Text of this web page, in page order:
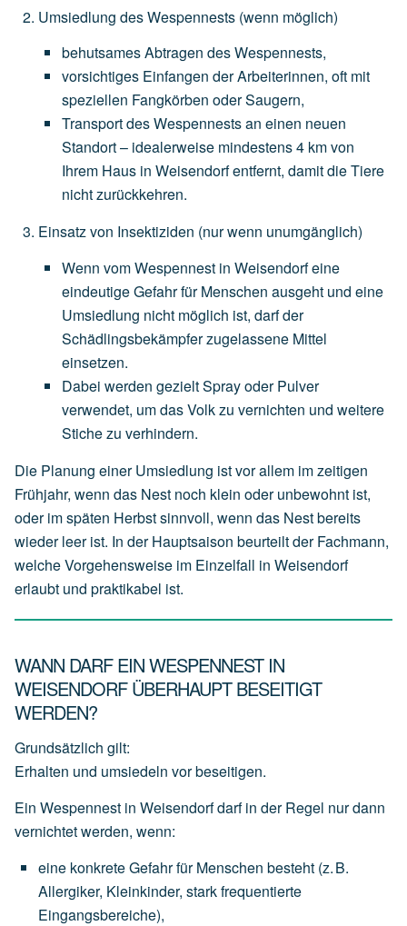
Umsiedlung des Wespennests (wenn möglich)
behutsamesAbtragen desWespennests,
vorsichtiges Einfangen derArbeiterinnen, oft mit
speziellen Fangkörben oderSaugern,
TransportdesWespennestsan einen neuen
Standort– idealerweise mindestens4 kmvon
Ihrem Haus in Weisendorfentfernt, damitdieTiere
nichtzurückkehren.
Einsatz von Insektiziden (nurwenn unumgänglich)
Wenn vomWespennest in Weisendorfeine
eindeutigeGefahrfür Menschen ausgeht und eine
Umsiedlung nicht möglich ist, darfder
Schädlingsbekämpferzugelassene Mittel
einsetzen.
Dabei werden gezieltSprayoder Pulver
verwendet, umdasVolkzu vernichten und weitere
Stichezu verhindern.
Die Planung einer Umsiedlung ist vor allem im zeitigen
Frühjahr, wenn das Nest noch klein oder unbewohnt ist,
oder im späten Herbst sinnvoll, wenn das Nest bereits
wieder leer ist. In der Hauptsaison beurteilt der Fachmann,
welche Vorgehensweise im Einzelfall in Weisendorf
erlaubt und praktikabel ist.
WANN DARF EIN WESPENNEST IN
WEISENDORF ÜBERHAUPT BESEITIGT
WERDEN?
Grundsätzlich gilt:
Erhalten und umsiedeln vor beseitigen.
Ein Wespennest in Weisendorf darf in der Regel nur dann
vernichtet werden, wenn:
eine konkrete Gefahr für Menschen besteht (z.B.
Allergiker, Kleinkinder, starkfrequentierte
Eingangsbereiche),